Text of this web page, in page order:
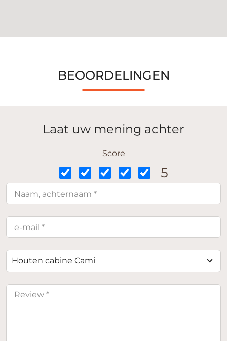
BEOORDELINGEN
Laat uw mening achter
Score
5
Houten cabine Cami